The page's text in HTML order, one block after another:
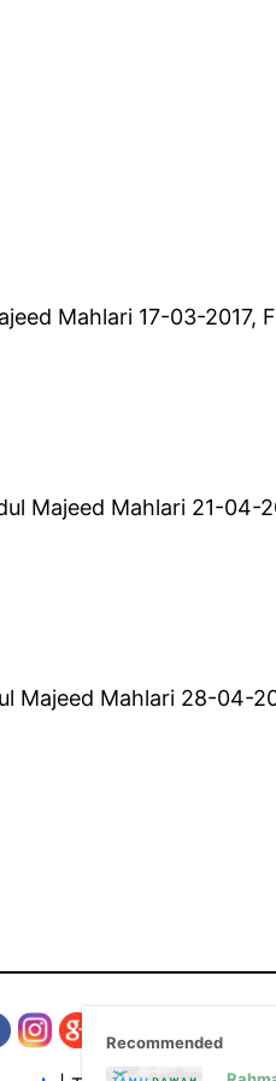
Mahlari 17-03-2017,
Majeed Mahlari 21-04-
Mahlari 28-04-
Recommended